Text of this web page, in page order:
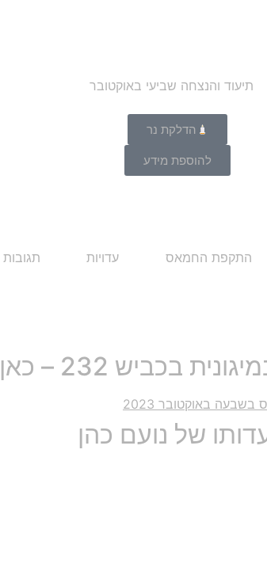
הדלקת נר
להוספת מידע
התקפת החמאס עדויות
232 – כאן
של נועם כהן